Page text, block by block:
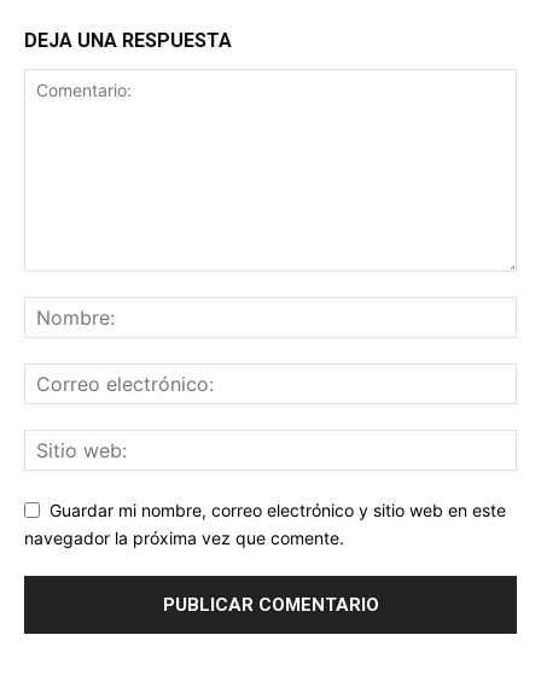
DEJA UNA RESPUESTA
Guardar mi nombre, correo electrónico y sitio web en este
navegador la próxima vez que comente.